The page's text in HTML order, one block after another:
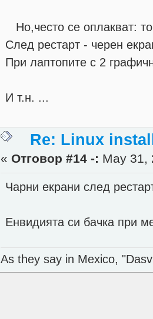
Но,често се оплакват:
След рестарт - черен
При лаптопите с 2
И т.н. ...
Re: Linux
« Отговор #14 -: May 31,
Чарни екрани след
Енвидията си бачка при
As they say in Mexico,